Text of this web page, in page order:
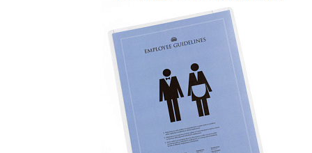
Таблички для маркировки
Мы рекомендуем